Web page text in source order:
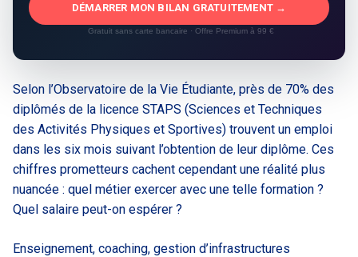
DÉMARRER MON BILAN GRATUITEMENT →
Gratuit sans carte bancaire · Offre Premium à 99 €
Selon l’Observatoire de la Vie Étudiante, près de 70% des
diplômés de la licence STAPS (Sciences et Techniques
des Activités Physiques et Sportives) trouvent un emploi
dans les six mois suivant l’obtention de leur diplôme. Ces
chiffres prometteurs cachent cependant une réalité plus
nuancée : quel métier exercer avec une telle formation ?
Quel salaire peut-on espérer ?
Enseignement, coaching, gestion d’infrastructures